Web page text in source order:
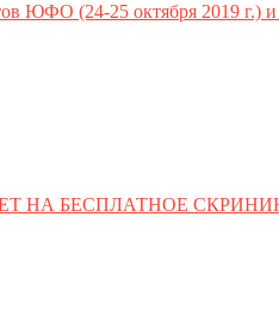
ЮФО (24-25 октября 2019 г.)
НА БЕСПЛАТНОЕ